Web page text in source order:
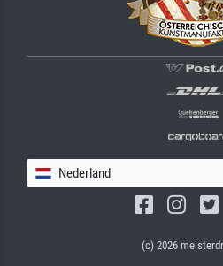
Nederland
(c) 2026